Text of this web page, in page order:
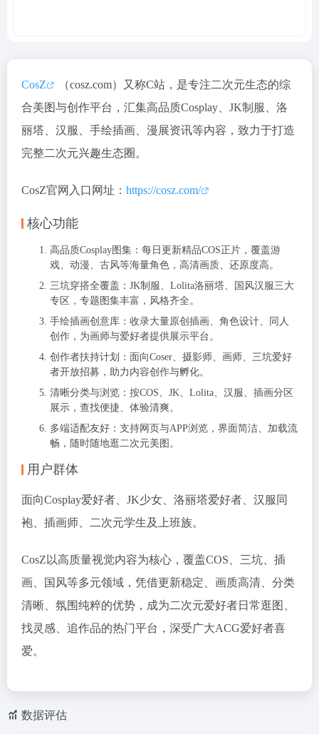
CosZ
（cosz.com）又称C站，是专注二次元生态的综
合美图与创作平台，汇集高品质Cosplay、JK制服、洛
丽塔、汉服、手绘插画、漫展资讯等内容，致力于打造
完整二次元兴趣生态圈。
CosZ官网入口网址： https://cosz.com/
核心功能
高品质Cosplay图集：每日更新精品COS正片，覆盖游
戏、动漫、古风等海量角色，高清画质、还原度高。
三坑穿搭全覆盖：JK制服、Lolita洛丽塔、国风汉服三大
专区，专题图集丰富，风格齐全。
手绘插画创意库：收录大量原创插画、角色设计、同人
创作，为画师与爱好者提供展示平台。
创作者扶持计划：面向Coser、摄影师、画师、三坑爱好
者开放招募，助力内容创作与孵化。
清晰分类与浏览：按COS、JK、Lolita、汉服、插画分区
展示，查找便捷、体验清爽。
多端适配友好：支持网页与APP浏览，界面简洁、加载流
畅，随时随地逛二次元美图。
用户群体
面向Cosplay爱好者、JK少女、洛丽塔爱好者、汉服同
袍、插画师、二次元学生及上班族。
CosZ以高质量视觉内容为核心，覆盖COS、三坑、插
画、国风等多元领域，凭借更新稳定、画质高清、分类
清晰、氛围纯粹的优势，成为二次元爱好者日常逛图、
找灵感、追作品的热门平台，深受广大ACG爱好者喜
爱。
数据评估